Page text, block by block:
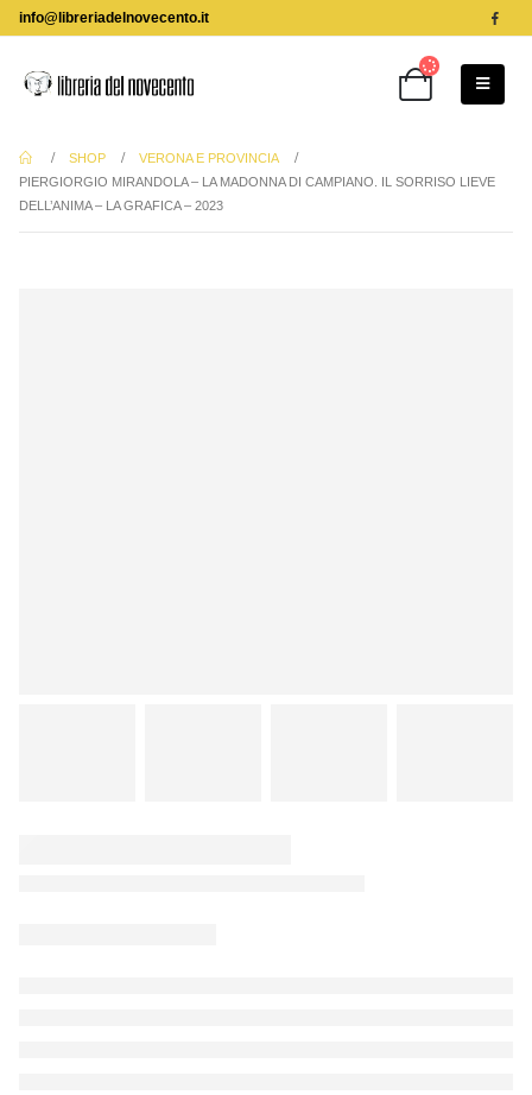
info@libreriadelnovecento.it
SHOP
VERONA E PROVINCIA
PIERGIORGIO MIRANDOLA – LA MADONNA DI CAMPIANO. IL SORRISO LIEVE
DELL’ANIMA – LA GRAFICA – 2023